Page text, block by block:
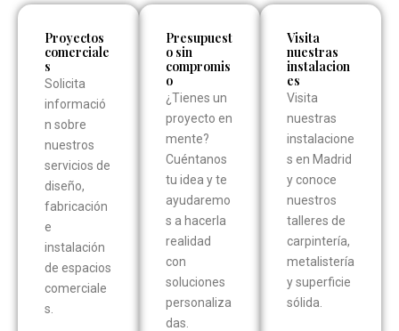
Proyectos
comerciale
s
Solicita
informació
n sobre
nuestros
servicios de
diseño,
fabricación
e
instalación
de espacios
comerciale
s.
Presupuest
o sin
compromis
o
¿Tienes un
proyecto en
mente?
Cuéntanos
tu idea y te
ayudaremo
s a hacerla
realidad
con
soluciones
personaliza
das.
Visita
nuestras
instalacion
es
Visita
nuestras
instalacione
s en Madrid
y conoce
nuestros
talleres de
carpintería,
metalistería
y superficie
sólida.